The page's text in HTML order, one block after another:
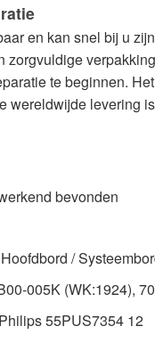
en kan snel bij u
te beginnen.
wereldwijde levering
bevonden
/
005K (WK:1924),
55PUS7354 12